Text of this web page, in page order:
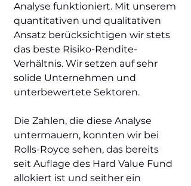
Analyse funktioniert. Mit unserem
quantitativen und qualitativen
Ansatz berücksichtigen wir stets
das beste Risiko-Rendite-
Verhältnis. Wir setzen auf sehr
solide Unternehmen und
unterbewertete Sektoren.
Die Zahlen, die diese Analyse
untermauern, konnten wir bei
Rolls-Royce sehen, das bereits
seit Auflage des Hard Value Fund
allokiert ist und seither ein